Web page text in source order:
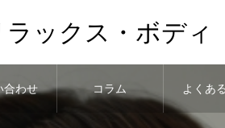
ックス・ボディ
合わせ コラム よくあ